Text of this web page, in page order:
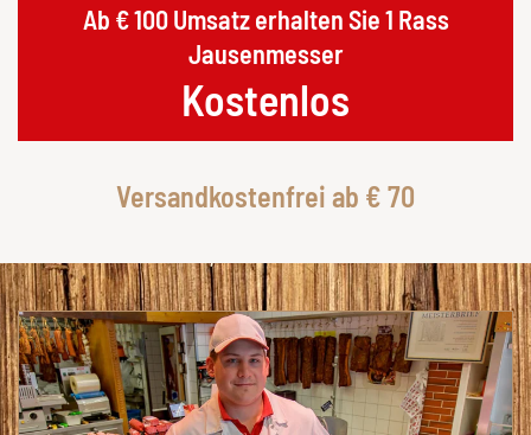
Ab € 100 Umsatz erhalten Sie 1 Rass
Jausenmesser
Kostenlos
Versandkostenfrei ab € 70